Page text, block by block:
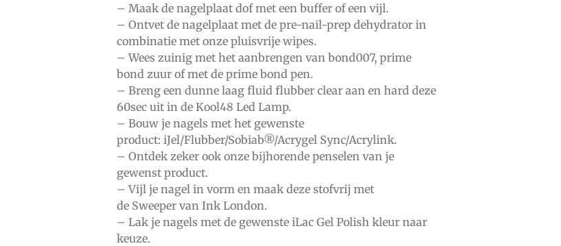
– Maak de nagelplaat dof met een buffer of een vijl.
– Ontvet de nagelplaat met de pre-nail-prep dehydrator in
combinatie met onze pluisvrije wipes.
– Wees zuinig met het aanbrengen van bond007, prime
bond zuur of met de prime bond pen.
– Breng een dunne laag fluid flubber clear aan en hard deze
60sec uit in de Kool48 Led Lamp.
– Bouw je nagels met het gewenste
product: iJel/Flubber/Sobiab®/Acrygel Sync/Acrylink.
– Ontdek zeker ook onze bijhorende penselen van je
gewenst product.
– Vijl je nagel in vorm en maak deze stofvrij met
de Sweeper van Ink London.
– Lak je nagels met de gewenste iLac Gel Polish kleur naar
keuze.